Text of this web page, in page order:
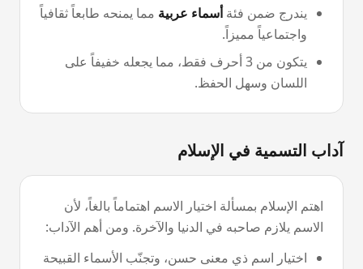
يندرج ضمن فئةأسماء عربية مما يمنحه طابعاً ثقافياً
واجتماعياً مميزاً.
يتكون من 3أحرف فقط، مما يجعله خفيفاً على
اللسان وسهل الحفظ.
آداب التسمية في الإسلام
اهتم الإسلام بمسألة اختيار الاسم اهتماماً بالغاً، لأن
الاسم يلازم صاحبه في الدنيا والآخرة. ومن أهم الآداب:
اختيار اسم ذي معنى حسن، وتجنّب الأسماء القبيحة